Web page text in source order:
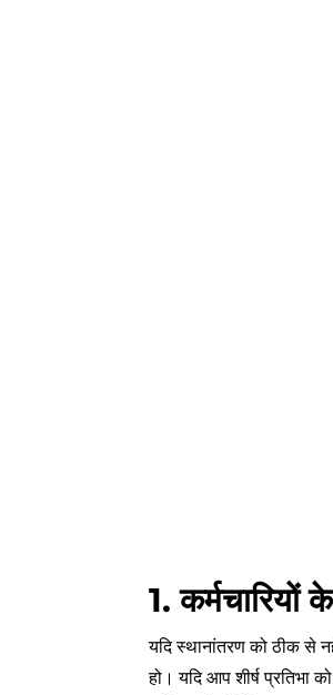
1.
यदि स्थानांतरण को ठीक से
हो। यदि आप शीर्ष